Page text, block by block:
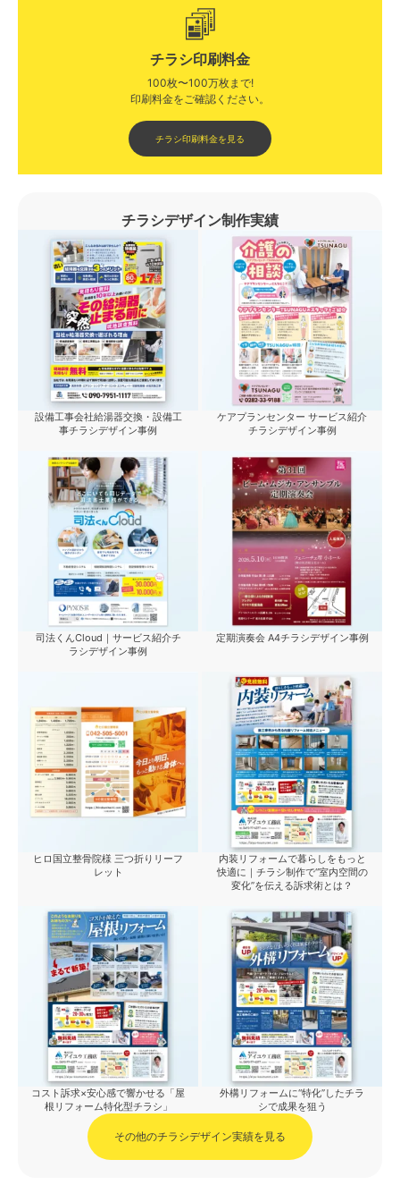
チラシ印刷料金
100枚〜100万枚まで!
印刷料金をご確認ください。​
チラシ印刷料金を見る
チラシデザイン制作実績
設備工事会社給湯器交換・設備工
事チラシデザイン事例
ケアプランセンター サービス紹介
チラシデザイン事例
司法くんCloud｜サービス紹介チ
ラシデザイン事例
定期演奏会 A4チラシデザイン事例
ヒロ国立整骨院様 三つ折りリーフ
レット
内装リフォームで暮らしをもっと
快適に｜チラシ制作で“室内空間の
変化”を伝える訴求術とは？
コスト訴求×安心感で響かせる「屋
根リフォーム特化型チラシ」
外構リフォームに“特化”したチラ
シで成果を狙う
その他のチラシデザイン実績を見る